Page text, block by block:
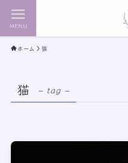
MENU
ホーム 猫
猫 – tag –